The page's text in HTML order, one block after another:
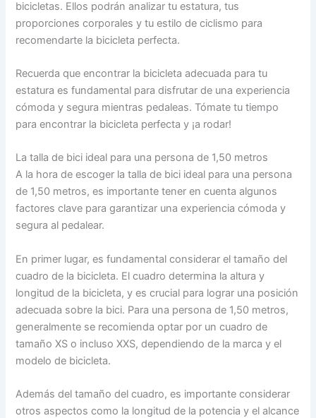
bicicletas. Ellos podrán analizar tu estatura, tus
proporciones corporales y tu estilo de ciclismo para
recomendarte la bicicleta perfecta.
Recuerda que encontrar la bicicleta adecuada para tu
estatura es fundamental para disfrutar de una experiencia
cómoda y segura mientras pedaleas. Tómate tu tiempo
para encontrar la bicicleta perfecta y ¡a rodar!
La talla de bici ideal para una persona de 1,50 metros
A la hora de escoger la talla de bici ideal para una persona
de 1,50 metros, es importante tener en cuenta algunos
factores clave para garantizar una experiencia cómoda y
segura al pedalear.
En primer lugar, es fundamental considerar el tamaño del
cuadro de la bicicleta. El cuadro determina la altura y
longitud de la bicicleta, y es crucial para lograr una posición
adecuada sobre la bici. Para una persona de 1,50 metros,
generalmente se recomienda optar por un cuadro de
tamaño XS o incluso XXS, dependiendo de la marca y el
modelo de bicicleta.
Además del tamaño del cuadro, es importante considerar
otros aspectos como la longitud de la potencia y el alcance